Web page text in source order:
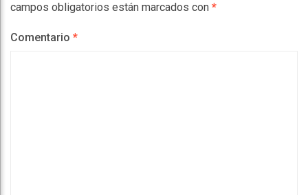
campos obligatorios están marcados con *
Comentario *